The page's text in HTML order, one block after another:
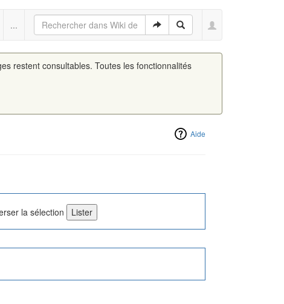
...
restent consultables. Toutes les fonctionnalités
Aide
la sélection